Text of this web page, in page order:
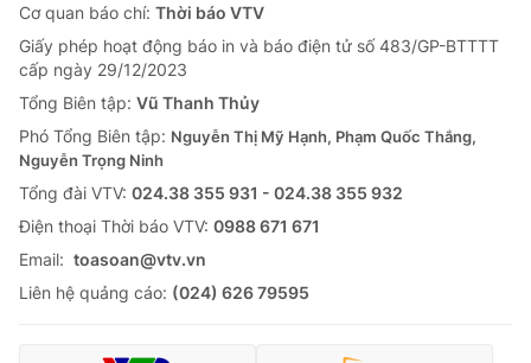
Cơ quan báo chí: Thời báo VTV
Giấy phép hoạt động báo in và báo điện tử số 483/GP-BTTTT
cấp ngày 29/12/2023
Tổng Biên tập: Vũ Thanh Thủy
Phó Tổng Biên tập: Nguyễn Thị Mỹ Hạnh, Phạm Quốc Thắng,
Nguyễn Trọng Ninh
Tổng đài VTV: 024.38 355 931 - 024.38 355 932
Ðiện thoại Thời báo VTV: 0988 671 671
Email: toasoan@vtv.vn
Liên hệ quảng cáo: (024) 626 79595